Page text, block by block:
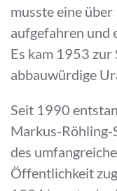
musste eine
aufgefahren und
Es kam 1953 zur
abbauwürdige
Seit 1990
Markus-Röhling-
des
Öffentlichkeit